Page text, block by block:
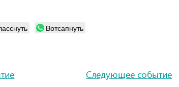
Вотсапнуть
Следующее событие